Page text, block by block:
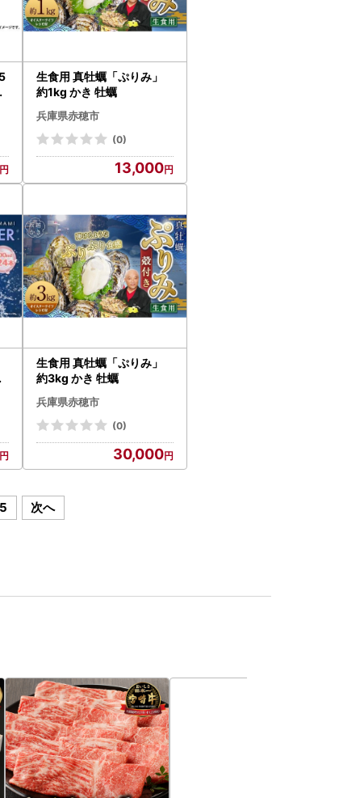
生食用 真牡蠣「ぷりみ」
約1kg かき 牡蠣
兵庫県赤穂市
(0)
13,000
生食用 真牡蠣「ぷりみ」
約3kg かき 牡蠣
兵庫県赤穂市
(0)
30,000
5 次へ